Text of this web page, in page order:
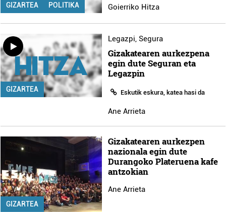
GIZARTEA POLITIKA Goierriko Hitza
GIZARTEA
Legazpi, Segura
Gizakatearen aurkezpena
egin dute Seguran eta
Legazpin
Eskutik eskura, katea hasi da
Ane Arrieta
GIZARTEA
Gizakatearen aurkezpen
nazionala egin dute
Durangoko Plateruena kafe
antzokian
Ane Arrieta